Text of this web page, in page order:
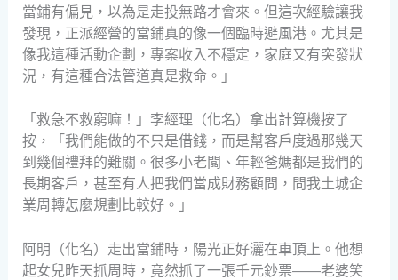
當鋪有偏見，以為是走投無路才會來。但這次經驗讓我
發現，正派經營的當鋪真的像一個臨時避風港。尤其是
像我這種活動企劃，專案收入不穩定，家庭又有突發狀
況，有這種合法管道真是救命。」
「救急不救窮嘛！」李經理（化名）拿出計算機按了
按，「我們能做的不只是借錢，而是幫客戶度過那幾天
到幾個禮拜的難關。很多小老闆、年輕爸媽都是我們的
長期客戶，甚至有人把我們當成財務顧問，問我土城企
業周轉怎麼規劃比較好。」
阿明（化名）走出當鋪時，陽光正好灑在車頂上。他想
起女兒昨天抓周時，竟然抓了一張千元鈔票——老婆笑